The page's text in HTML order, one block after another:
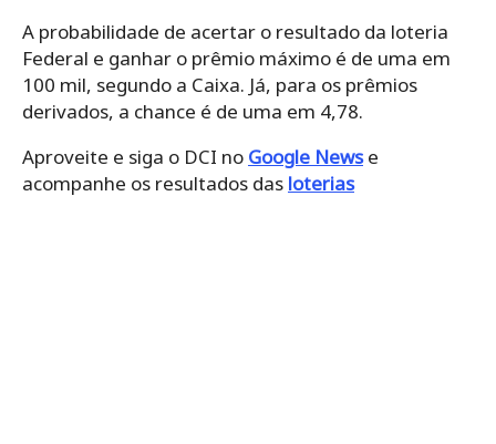
A probabilidade de acertar o resultado da loteria
Federal e ganhar o prêmio máximo é de uma em
100 mil, segundo a Caixa. Já, para os prêmios
derivados, a chance é de uma em 4,78.
Aproveite e siga o DCI no Google Newse
acompanhe os resultados das loterias